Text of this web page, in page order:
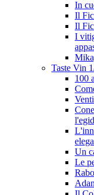
In
Il
Il
I
Taste Vin
100
Un
Le